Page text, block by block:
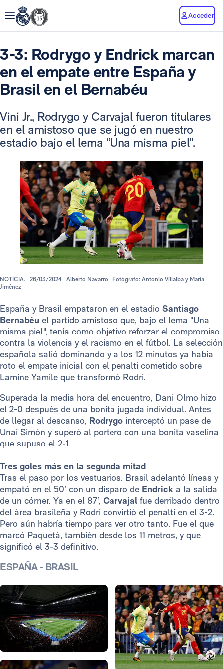
Acceder
3-3: Rodrygo y Endrick marcan
en el empate entre España y
Brasil en el Bernabéu
Vini Jr., Rodrygo y Carvajal fueron titulares
en el amistoso que se jugó en nuestro
estadio bajo el lema “Una misma piel”.
NOTICIA. 26/03/2024 Alberto Navarro
Fotógrafo: Antonio Villalba y María
Jiménez
España y Brasil empataron en el estadio Santiago
Bernabéu el partido amistoso que, bajo el lema "Una
misma piel", tenía como objetivo reforzar el compromiso
contra la violencia y el racismo en el fútbol. La selección
española salió dominando y a los 12 minutos ya había
roto el empate inicial con el penalti cometido sobre
Lamine Yamile que transformó Rodri.
Superada la media hora del encuentro, Dani Olmo hizo
el 2-0 después de una bonita jugada individual. Antes
de llegar al descanso, Rodrygo interceptó un pase de
Unai Simón y superó al portero con una bonita vaselina
que supuso el 2-1.
Tres goles más en la segunda mitad
Tras el paso por los vestuarios. Brasil adelantó líneas y
empató en el 50’ con un disparo de Endrick a la salida
de un córner. Ya en el 87’, Carvajal fue derribado dentro
del área brasileña y Rodri convirtió el penalti en el 3-2.
Pero aún habría tiempo para ver otro tanto. Fue el que
marcó Paquetá, también desde los 11 metros, y que
significó el 3-3 definitivo.
ESPAÑA - BRASIL